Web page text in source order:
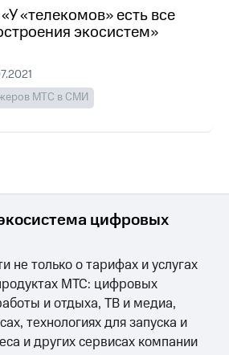
«телекомов» есть все
экосистем»
МТС в СМИ
цифровых
не только о тарифах и услугах
МТС: цифровых
и отдыха, ТВ и медиа,
технологиях для запуска и
и других сервисах компании